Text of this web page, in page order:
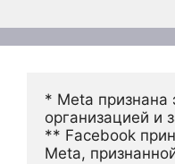
* Meta признана
организацией и
** Facebook
Meta,